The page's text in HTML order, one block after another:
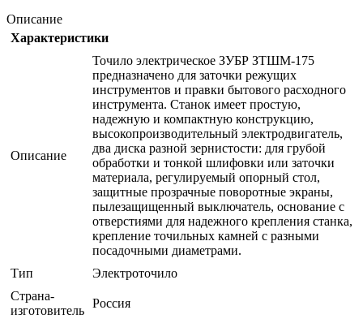
Описание
Характеристики
Описание
Точило электрическое ЗУБР ЗТШМ-175
предназначено для заточки режущих
инструментов и правки бытового расходного
инструмента. Станок имеет простую,
надежную и компактную конструкцию,
высокопроизводительный электродвигатель,
два диска разной зернистости: для грубой
обработки и тонкой шлифовки или заточки
материала, регулируемый опорный стол,
защитные прозрачные поворотные экраны,
пылезащищенный выключатель, основание с
отверстиями для надежного крепления станка,
крепление точильных камней с разными
посадочными диаметрами.
Тип
Электроточило
Страна-
изготовитель
Россия